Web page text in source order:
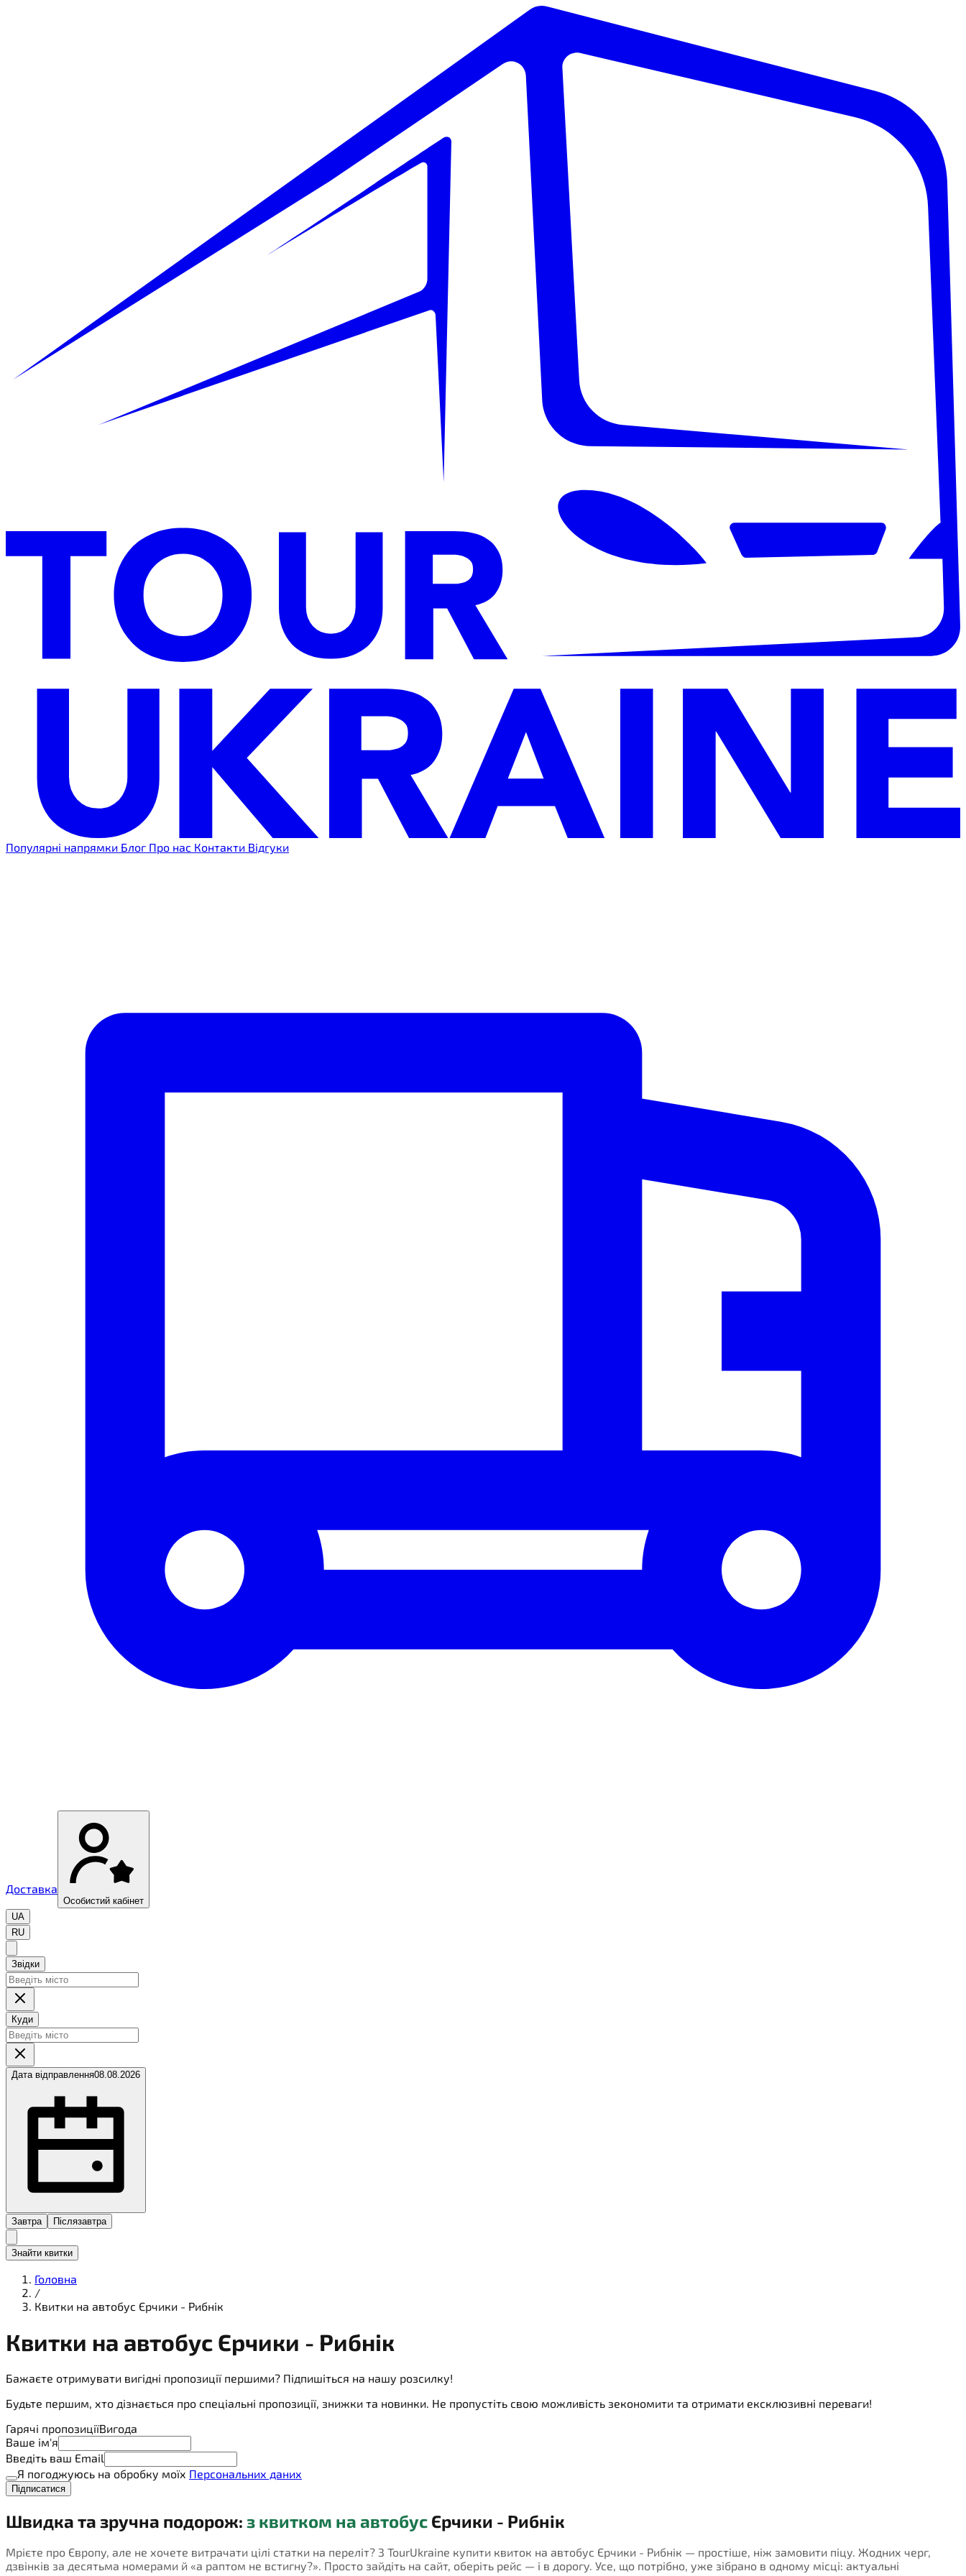
Популярні напрямки Блог Про нас Контакти Відгуки
Доставка
Особистий кабінет
UA
RU
Звідки
Куди
Дата відправлення08.08.2026
Завтра Післязавтра
Знайти квитки
Головна
/
Квитки на автобус Єрчики - Рибнік
Квитки на автобус Єрчики - Рибнік
Бажаєте отримувати вигідні пропозиції першими? Підпишіться на нашу розсилку!
Будьте першим, хто дізнається про спеціальні пропозиції, знижки та новинки. Не пропустіть свою можливість зекономити та отримати ексклюзивні переваги!
Гарячі пропозиціїВигода
Ваше ім'я
Введіть ваш Email
Я погоджуюсь на обробку моїх Персональних даних
Підписатися
Швидка та зручна подорож: з квитком на автобус Єрчики - Рибнік
Мрієте про Європу, але не хочете витрачати цілі статки на переліт? З TourUkraine купити квиток на автобус Єрчики - Рибнік — простіше, ніж замовити піцу. Жодних черг,
дзвінків за десятьма номерами й «а раптом не встигну?». Просто зайдіть на сайт, оберіть рейс — і в дорогу. Усе, що потрібно, уже зібрано в одному місці: актуальні